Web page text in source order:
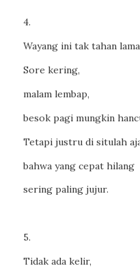
4.
Wayang ini tak tahan
Sore kering,
malam lembap,
besok pagi mungkin
Tetapi justru di situlah
bahwa yang cepat hilang
sering paling jujur.
5.
Tidak ada kelir,